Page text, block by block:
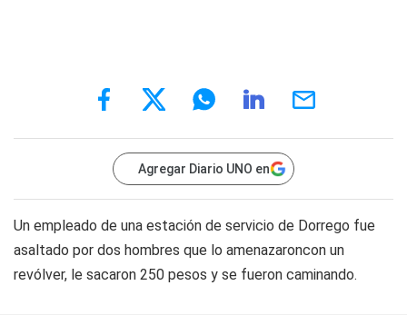
Agregar Diario UNO en
Un empleado de una estación de servicio de Dorrego fue
asaltado por dos hombres que lo amenazaroncon un
revólver, le sacaron 250 pesos y se fueron caminando.